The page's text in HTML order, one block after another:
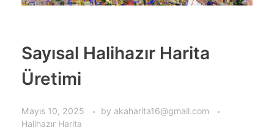
Sayısal Halihazır Harita
Üretimi
Mayıs 10, 2025 by akaharita16@gmail.com
Halihazır Harita